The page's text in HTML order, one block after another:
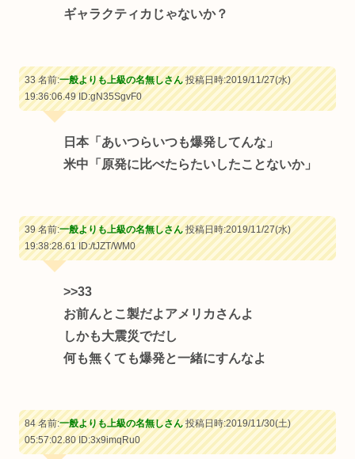
ギャラクティカじゃないか？
33 名前:一般よりも上級の名無しさん投稿日時:2019/11/27(水)
19:36:06.49ID:gN35SgvF0
日本「あいつらいつも爆発してんな」
米中「原発に比べたらたいしたことないか」
39 名前:一般よりも上級の名無しさん投稿日時:2019/11/27(水)
19:38:28.61ID:/tJZT/WM0
>>33
お前んとこ製だよアメリカさんよ
しかも大震災でだし
何も無くても爆発と一緒にすんなよ
84 名前:一般よりも上級の名無しさん投稿日時:2019/11/30(土)
05:57:02.80ID:3x9imqRu0